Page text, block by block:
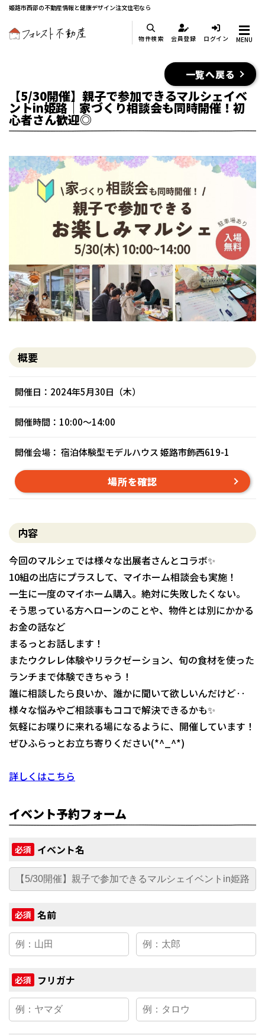
姫路市西部の不動産情報と健康デザイン注文住宅なら
物件検索 会員登録 ログイン MENU
一覧へ戻る
【5/30開催】親子で参加できるマルシェイベ
ントin姫路｜家づくり相談会も同時開催！初
心者さん歓迎◎
概要
開催日：2024年5月30日（木）
開催時間：10:00～14:00
開催会場： 宿泊体験型モデルハウス 姫路市飾西619-1
場所を確認
内容
今回のマルシェでは様々な出展者さんとコラボ✨
10組の出店にプラスして、マイホーム相談会も実施！
一生に一度のマイホーム購入。絶対に失敗したくない。
そう思っている方へローンのことや、物件とは別にかかる
お金の話など
まるっとお話します！
またウクレレ体験やリラクゼーション、旬の食材を使った
ランチまで体験できちゃう！
誰に相談したら良いか、誰かに聞いて欲しいんだけど‥
様々な悩みやご相談事もココで解決できるかも✨
気軽にお喋りに来れる場になるように、開催しています！
ぜひふらっとお立ち寄りください(*^_^*)
詳しくはこちら
イベント予約フォーム
必須 イベント名
必須 名前
必須 フリガナ